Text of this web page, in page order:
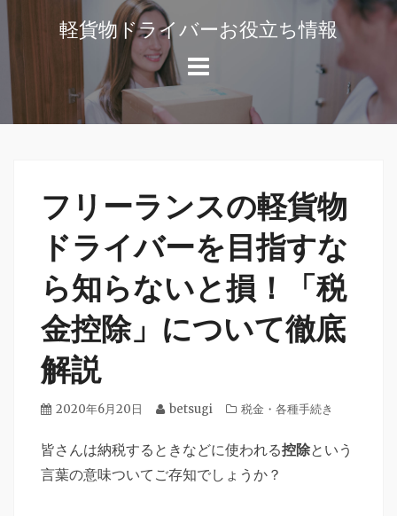
ン
ン
ツ
軽貨物ドライバーお役立ち情報
ド
フリーランスの軽貨物
ドライバーを目指すな
ら知らないと損！「税
金控除」について徹底
解説
投
日
2020年6月20日
投
者
betsugi
カ
ゴ
リ
税金・各種手続き
皆さんは納税するときなどに使われる控除という
言葉の意味ついてご存知でしょうか？